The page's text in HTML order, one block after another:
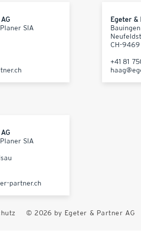
SIA
Egeter &
CH-
+41 81
SIA
partner.ch
© 2026 by Egeter & Partner AG